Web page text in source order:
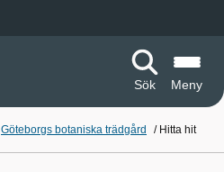
Sök
Meny
Göteborgs botaniska trädgård / Hitta hit